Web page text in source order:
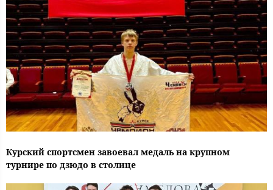
Курский спортсмен завоевал медаль на крупном
турнире по дзюдо в столице